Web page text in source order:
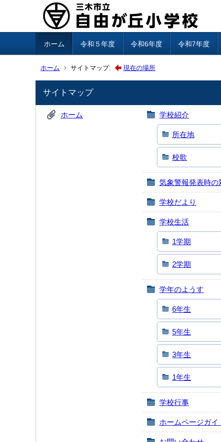
ホーム 令和５年度 令和6年度 令和7年度
ホーム サイトマップ: 現在の場所
サイトマップ
ホーム 学校紹介
所在地
校歌
気象警報発表時の
学校だより
学校生活
1学期
2学期
学年のようす
6年生
5年生
3年生
1年生
学校行事
ホームページガイ